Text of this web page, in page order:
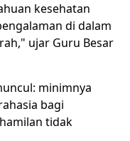
kesehatan
di dalam
ujar Guru Besar
minimnya
bagi
tidak